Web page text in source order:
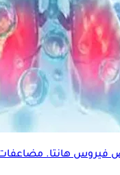
فيروس هانتا.